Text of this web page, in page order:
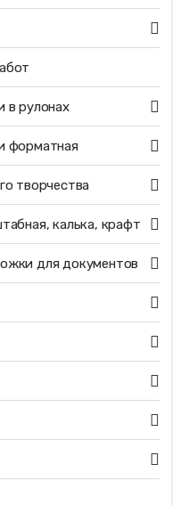
в рулонах
форматная
творчества
калька, крафт
для документов